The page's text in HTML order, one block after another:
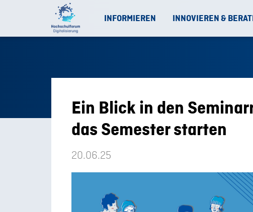
INFORMIEREN INNOVIEREN &
Ein Blick in den
das Semester starten
20.06.25